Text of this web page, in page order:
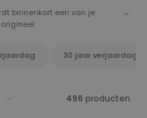
met tekst
Meer dan
Meer dan
1.900keer
binnenkort een van je
blijven doen wat je in je
30 jaar verjaardag
496 producten